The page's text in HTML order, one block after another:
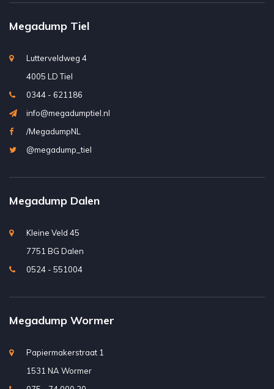
Megadump Tiel
Lutterveldweg 4
4005 LD Tiel
0344 - 621186
info@megadumptiel.nl
/MegadumpNL
@megadump_tiel
Megadump Dalen
Kleine Veld 45
7751 BG Dalen
0524 - 551004
Megadump Wormer
Papiermakerstraat 1
1531 NA Wormer